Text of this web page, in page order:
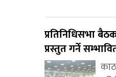
प्रतिनिधिसभा
प्रस्तुत गर्ने